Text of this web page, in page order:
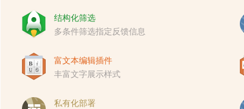
结构化筛选
多条件筛选指定反馈信息
富文本编辑插件
丰富文字展示样式
私有化部署